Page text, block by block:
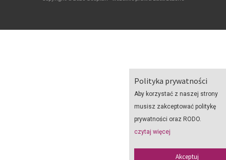
Polityka prywatności
Aby korzystać z naszej strony
musisz zakceptować politykę
prywatności oraz RODO.
czytaj więcej
Akceptuj